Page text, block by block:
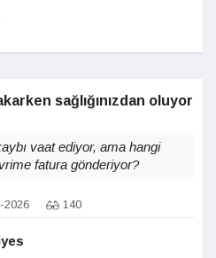
sağlığınızdan oluyor
vaat ediyor, ama hangi
fatura gönderiyor?
2026 140